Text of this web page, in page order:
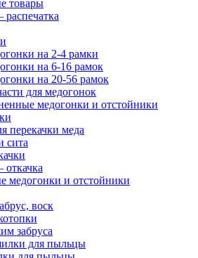
товары
распечатка
на 2-4 рамки
на 6-16 рамок
на 20-56 рамок
для медогонок
медогонки и отстойники
перекачки меда
сита
откачка
медогонки и отстойники
воск
забруса
для пыльцы